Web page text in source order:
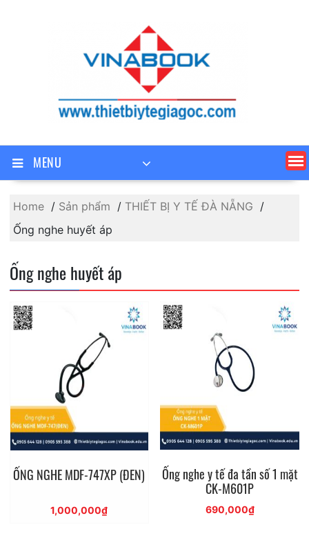
MENU
Home Sản phẩm
THIẾT BỊ Y TẾ ĐÀ NẴNG
Ống nghe huyết áp
Ống nghe huyết áp
ỐNG NGHE MDF-747XP (ĐEN)
1,000,000₫
Ống nghe y tế đa tần số 1 mặt
CK-M601P
690,000₫